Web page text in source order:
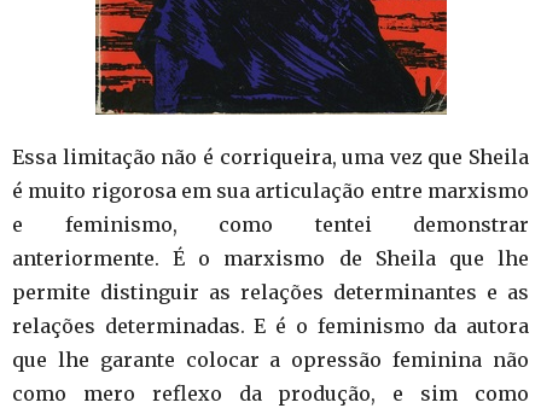
Essa limitação não é corriqueira, uma vez que Sheila
é muito rigorosa em sua articulação entre marxismo
e feminismo, como tentei demonstrar
anteriormente. É o marxismo de Sheila que lhe
permite distinguir as relações determinantes e as
relações determinadas. E é o feminismo da autora
que lhe garante colocar a opressão feminina não
como mero reflexo da produção, e sim como